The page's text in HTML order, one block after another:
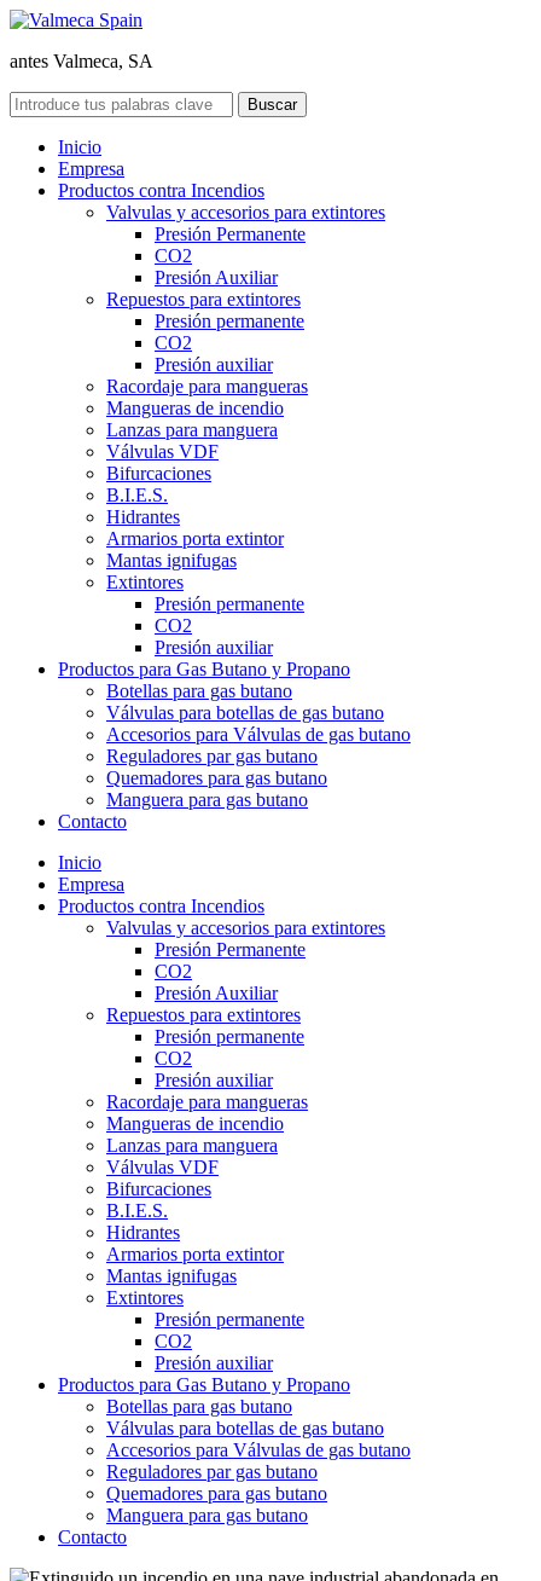
antes Valmeca, SA
Inicio
Empresa
Productos contra Incendios
Valvulas y accesorios para extintores
Presión Permanente
CO2
Presión Auxiliar
Repuestos para extintores
Presión permanente
CO2
Presión auxiliar
Racordaje para mangueras
Mangueras de incendio
Lanzas para manguera
Válvulas VDF
Bifurcaciones
B.I.E.S.
Hidrantes
Armarios porta extintor
Mantas ignifugas
Extintores
Presión permanente
CO2
Presión auxiliar
Productos para Gas Butano y Propano
Botellas para gas butano
Válvulas para botellas de gas butano
Accesorios para Válvulas de gas butano
Reguladores par gas butano
Quemadores para gas butano
Manguera para gas butano
Contacto
Inicio
Empresa
Productos contra Incendios
Valvulas y accesorios para extintores
Presión Permanente
CO2
Presión Auxiliar
Repuestos para extintores
Presión permanente
CO2
Presión auxiliar
Racordaje para mangueras
Mangueras de incendio
Lanzas para manguera
Válvulas VDF
Bifurcaciones
B.I.E.S.
Hidrantes
Armarios porta extintor
Mantas ignifugas
Extintores
Presión permanente
CO2
Presión auxiliar
Productos para Gas Butano y Propano
Botellas para gas butano
Válvulas para botellas de gas butano
Accesorios para Válvulas de gas butano
Reguladores par gas butano
Quemadores para gas butano
Manguera para gas butano
Contacto